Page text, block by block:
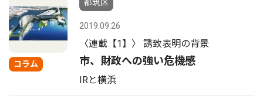
コラム
都筑区
2019.09.26
〈連載【1】〉 誘致表明の背景
市、財政への強い危機感
IRと横浜